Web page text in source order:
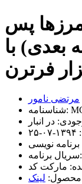
پس
بعدی) با
فرترن
مرتضی نامور
شناسنامه:
در انبار
۱۳۹۴-۰۷-۲۵
سریال برنامه:
مارکت کد
محصول: لینک